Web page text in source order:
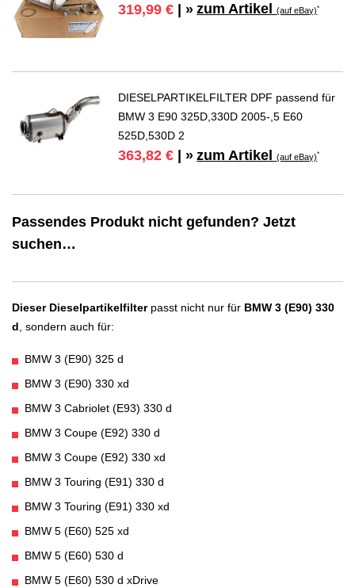
319,99 € | » zum Artikel(auf eBay)*
DIESELPARTIKELFILTER DPF passend für
BMW 3 E90 325D,330D 2005-,5 E60
525D,530D 2
363,82 € | » zum Artikel(auf eBay)*
Passendes Produkt nicht gefunden? Jetzt
suchen…
Dieser Dieselpartikelfilterpasst nicht nur für BMW 3 (E90) 330
d , sondern auch für:
BMW 3 (E90) 325 d
BMW 3 (E90) 330 xd
BMW 3 Cabriolet (E93) 330 d
BMW 3 Coupe (E92) 330 d
BMW 3 Coupe (E92) 330 xd
BMW 3 Touring (E91) 330 d
BMW 3 Touring (E91) 330 xd
BMW 5 (E60) 525 xd
BMW 5 (E60) 530 d
BMW 5 (E60) 530 d xDrive